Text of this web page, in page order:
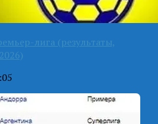
лига (результаты,